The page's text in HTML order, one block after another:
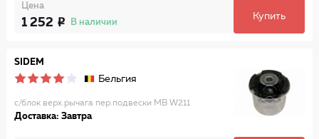
Цена
1 252 В наличии
Купить
SIDEM
Бельгия
с/блок верх.рычага пер.подвески MB W211
Доставка: Завтра